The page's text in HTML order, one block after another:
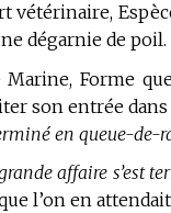
vétérinaire,
dégarnie de poil.
Marine, Forme
son entrée
en queue-de-
affaire s’est
l’on en